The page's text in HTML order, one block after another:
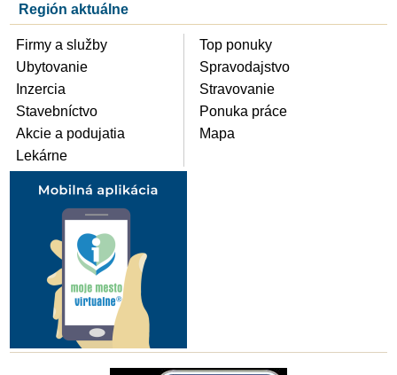
Región aktuálne
Firmy a služby
Ubytovanie
Inzercia
Stavebníctvo
Akcie a podujatia
Lekárne
Top ponuky
Spravodajstvo
Stravovanie
Ponuka práce
Mapa